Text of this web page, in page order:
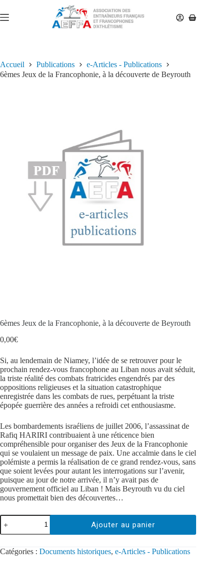
Accueil Publications
e-Articles - Publications
6èmes Jeux de la Francophonie, à la découverte de Beyrouth
6èmes Jeux de la Francophonie, à la découverte de Beyrouth
0,00€
Si, au lendemain de Niamey, l’idée de se retrouver pour le
prochain rendez-vous francophone au Liban nous avait séduit,
la triste réalité des combats fratricides engendrés par des
oppositions religieuses et la situation catastrophique
enregistrée dans les combats de rues, perpétuant la triste
épopée guerrière des années a refroidi cet enthousiasme.
Les bombardements israéliens de juillet 2006, l’assassinat de
Rafiq HARIRI contribuaient à une réticence bien
compréhensible pour organiser des Jeux de la Francophonie
qui se voulaient un message de paix. Une accalmie dans le ciel
polémiste a permis la réalisation de ce grand rendez-vous, sans
que soient levées pour autant les interrogations sur l’avenir,
puisque au jour de notre arrivée, il n’y avait pas de
gouvernement officiel au Liban ! Mais Beyrouth vu du ciel
nous promettait bien des découvertes…
Ajouter au panier
Catégories : Documents historiques, e-Articles - Publications